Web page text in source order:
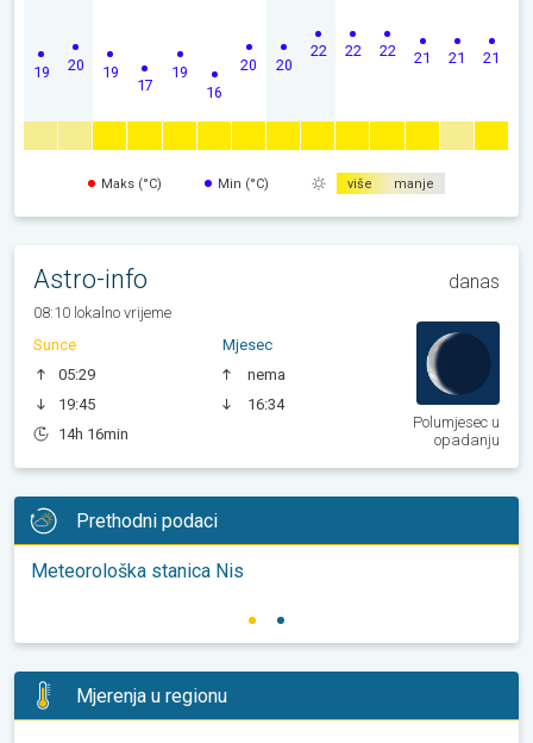
19 20 19
17
19
16
20 20
22 22 22 21 21 21
Maks (°C) Min (°C) više manje
Astro-info danas
08:10 lokalno vrijeme
Sunce
05:29
19:45
14h 16min
Mjesec
nema
16:34
Polumjesec u
opadanju
Prethodni podaci
Meteorološka stanica Nis
Mjerenja u regionu